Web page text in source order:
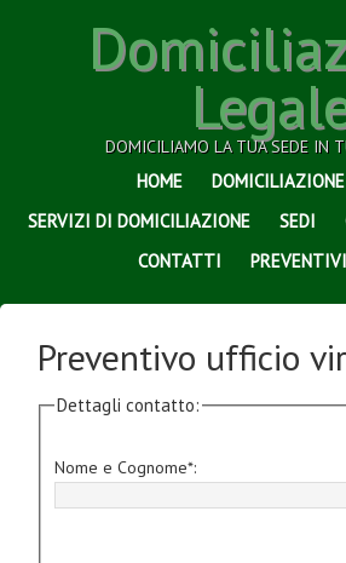
DOMICILIAMO LA TUA SEDE IN
HOME
SERVIZI DI DOMICILIAZIONE
SEDI
CONTATTI
PREVENTIVI
Preventivo ufficio
Dettagli contatto:
Nome e Cognome*: